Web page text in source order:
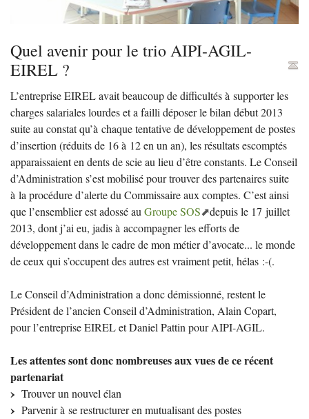
Quel avenir pour le trioAIPI-AGIL-
EIREL ?
L’entrepriseEIRELavait beaucoup de difficultés à supporter les
charges salariales lourdes et a failli déposer le bilan début 2013
suite au constat qu’à chaque tentative de développement de postes
d’insertion (réduits de 16 à 12 en un an), les résultats escomptés
apparaissaient en dents de scie au lieu d’être constants. Le Conseil
d’Administration s’est mobilisé pour trouver des partenaires suite
à la procédure d’alerte du Commissaire aux comptes. C’est ainsi
que l’ensemblier est adossé au GroupeSOS
depuis le 17 juillet
2013, dont j’ai eu, jadis à accompagner les efforts de
développement dans le cadre de mon métier d’avocate... le monde
de ceux qui s’occupent des autres est vraiment petit, hélas :-(.
Le Conseil d’Administration a donc démissionné, restent le
Président de l’ancien Conseil d’Administration, Alain Copart,
pour l’entrepriseEIRELet Daniel Pattin pourAIPI-AGIL.
Les attentes sont donc nombreuses aux vues de ce récent
partenariat
Trouver un nouvel élan
Parvenir à se restructurer en mutualisant des postes